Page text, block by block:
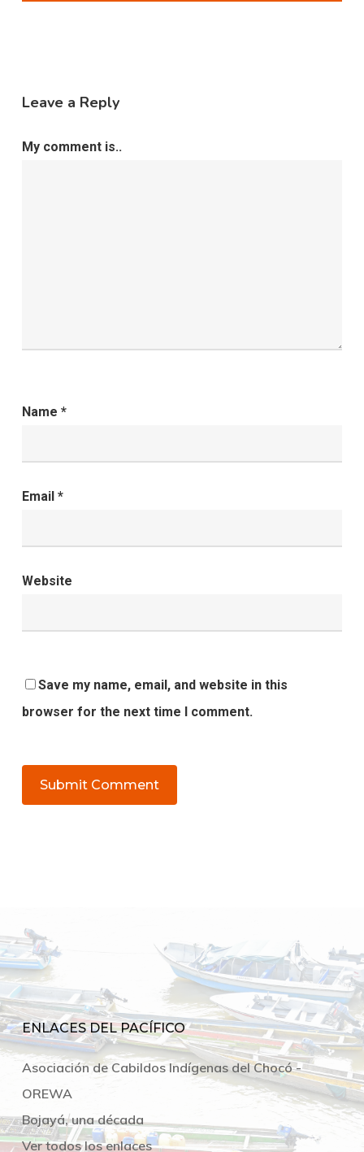
Leave a Reply
My comment is..
Name *
Email *
Website
Save my name, email, and website in this
browser for the next time I comment.
ENLACES DEL PACÍFICO
Asociación de Cabildos Indígenas del Chocó -
OREWA
Bojayá, una década
Ver todos los enlaces